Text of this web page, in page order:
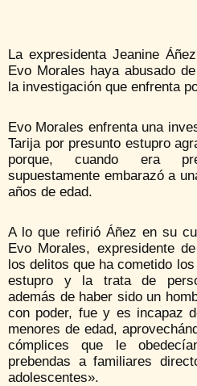
La expresidenta Jeanine
Evo Morales haya abusado
la investigación que enfrenta
Evo Morales enfrenta una
Tarija por presunto estupro
porque, cuando era
supuestamente embarazó a
años de edad.
A lo que refirió Áñez en su
Evo Morales, expresidente
los delitos que ha cometido
estupro y la trata de
además de haber sido un
con poder, fue y es incapaz
menores de edad,
cómplices que le
prebendas a familiares
adolescentes».